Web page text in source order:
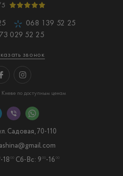
068 139 52 25
029 52 25
звонок
по доступным ценам
Садовая, 70-110
-18 00 Сб-Вс: 9 00-16 00